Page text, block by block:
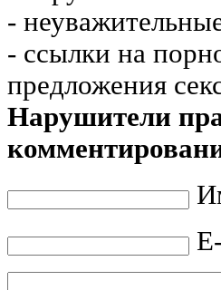
-
- ссылки на
предложения
Нарушители